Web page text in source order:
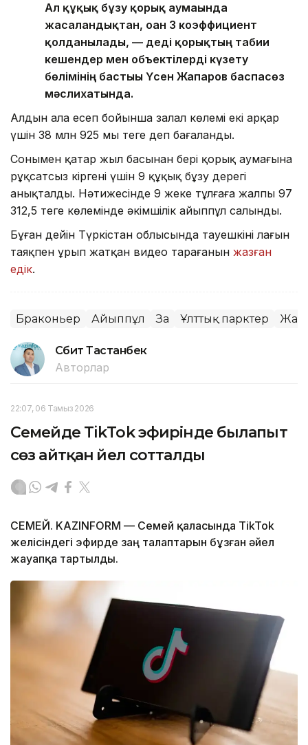
Ал құқық бұзу қорық аумағында
жасалғандықтан, оған 3 коэффициент
қолданылады, — деді қорықтың табиғи
кешендер мен объектілерді күзету
бөлімінің бастығы Үсен Жапаров баспасөз
мәслихатында.
Алдын ала есеп бойынша залал көлемі екі арқар
үшін 38 млн 925 мың теңге деп бағаланды.
Сонымен қатар жыл басынан бері қорық аумағына
рұқсатсыз кіргені үшін 9 құқық бұзу дерегі
анықталды. Нәтижесінде 9 жеке тұлғаға жалпы 97
312,5 теңге көлемінде әкімшілік айыппұл салынды.
Бұған дейін Түркістан облысында тауешкінің лағын
таяқпен ұрып жатқан видео тарағанын жазған
едік.
Браконьер Айыппұл Заң Ұлттық парктер
Сәбит Тастанбек
Авторлар
22:07, 06 Тамыз 2026
Семейде TikTok эфирінде былапыт
сөз айтқан әйел сотталды
СЕМЕЙ. KAZINFORM — Семей қаласында TikTok
желісіндегі эфирде заң талаптарын бұзған әйел
жауапқа тартылды.